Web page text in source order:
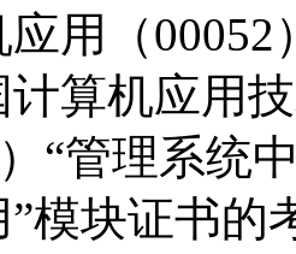
用（00052
算机应用
“管理系统
模块证书的